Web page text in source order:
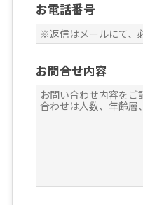
お電話番号
お問合せ内容